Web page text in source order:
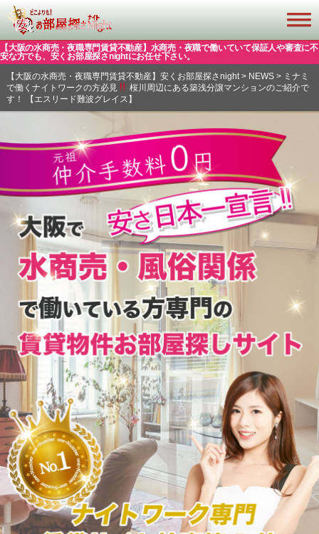
【大阪の水商売・夜職専門賃貸不動産】水商売・夜職で働いていて保証人や審査に不
安な方でも、安くお部屋探さnightにお任せ下さい。
【大阪の水商売・夜職専門賃貸不動産】安くお部屋探さnight> NEWS> ミナミ
で働くナイトワークの方必見
桜川周辺にある築浅分譲マンションのご紹介で
す！ 【エスリード難波グレイス】